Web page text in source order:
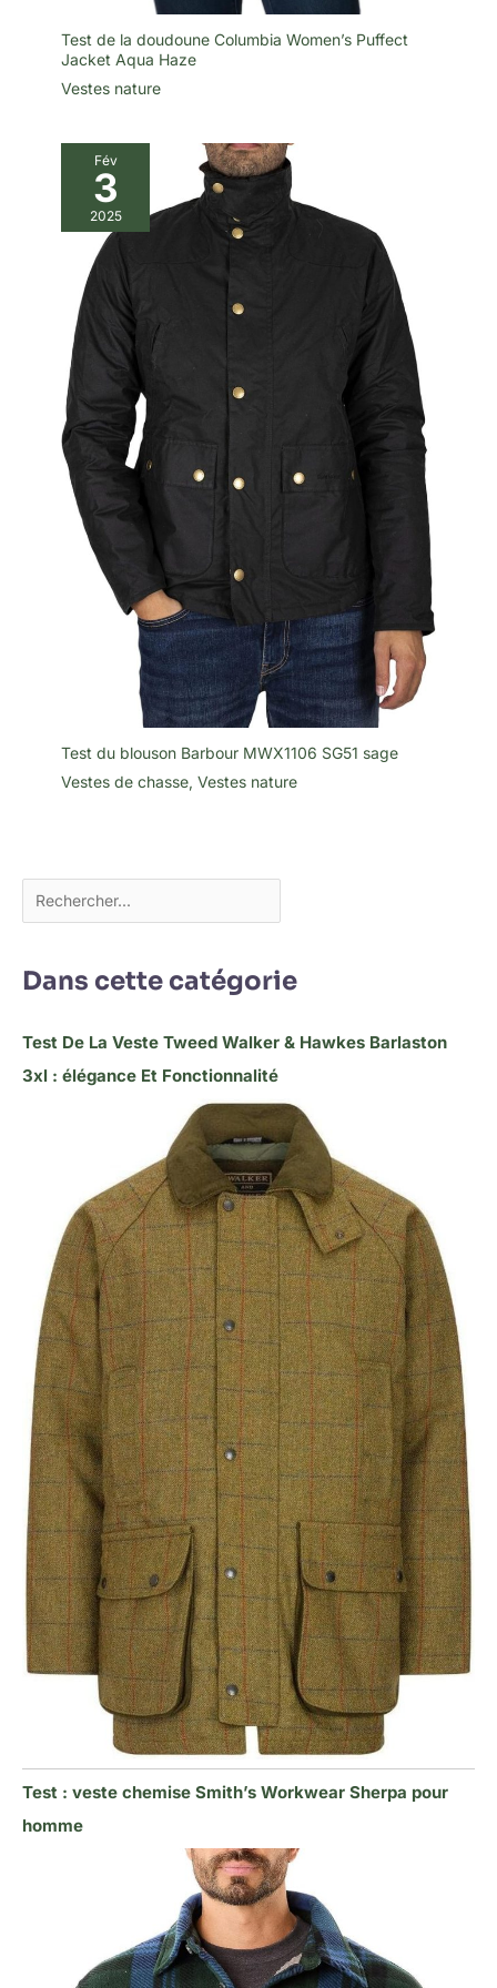
Test de la doudoune Columbia Women’s Puffect
Jacket Aqua Haze
Vestes nature
Fév
3
2025
Test du blouson Barbour MWX1106 SG51 sage
Vestes de chasse, Vestes nature
Dans cette catégorie
Test De La Veste Tweed Walker & Hawkes Barlaston
3xl : élégance Et Fonctionnalité
Test : veste chemise Smith’s Workwear Sherpa pour
homme